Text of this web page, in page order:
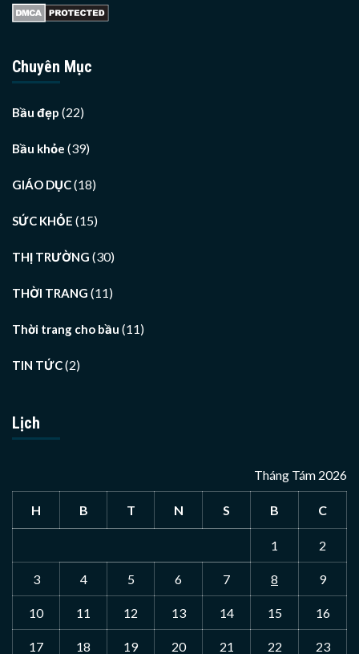
Chuyên Mục
Bầu đẹp (22)
Bầu khỏe (39)
GIÁO DỤC(18)
SỨC KHỎE (15)
THỊ TRƯỜNG (30)
THỜI TRANG (11)
Thời trang cho bầu (11)
TIN TỨC(2)
Lịch
Tháng Tám 2026
H B T N S B C
1 2
3 4 5 6 7 8 9
10 11 12 13 14 15 16
17 18 19 20 21 22 23